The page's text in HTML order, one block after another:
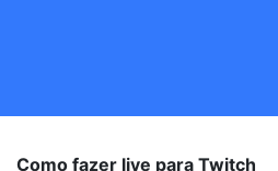
Como fazer live para Twitch